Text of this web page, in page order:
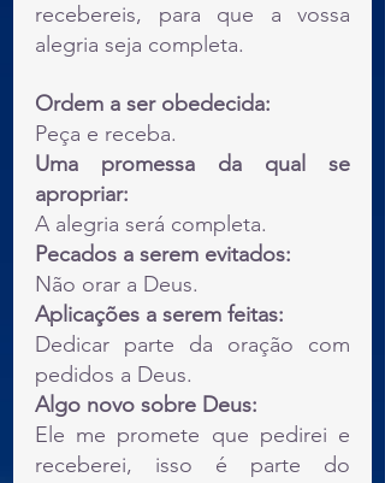
recebereis, para que a vossa
alegria seja completa.
Ordem a ser obedecida:
Peça e receba.
Uma promessa da qual se
apropriar:
A alegria será completa.
Pecados a serem evitados:
Não orar a Deus.
Aplicações a serem feitas:
Dedicar parte da oração com
pedidos a Deus.
Algo novo sobre Deus:
Ele me promete que pedirei e
receberei, isso é parte do